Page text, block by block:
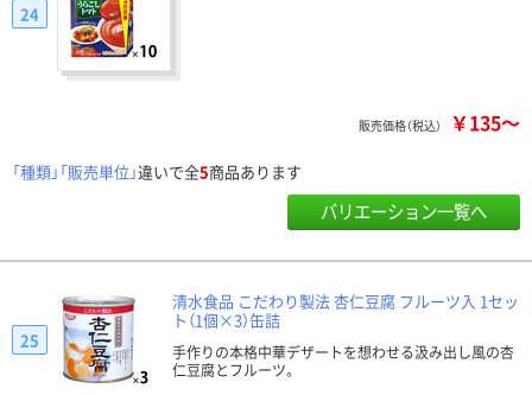
24
販売価格（税込） ￥135～
「種類」「販売単位」違いで全5商品あります
バリエーション一覧へ
清水食品 こだわり製法 杏仁豆腐 フルーツ入 1セッ
ト（1個×3）缶詰
手作りの本格中華デザートを想わせる汲み出し風の杏
仁豆腐とフルーツ。
25